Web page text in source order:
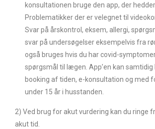
konsultationen bruge den app, der
Problematikker der er velegnet til
Svar på årskontrol, eksem, allergi,
svar på undersøgelser eksempelvis fra
også bruges hvis du har covid-
spørgsmål til lægen. App’en kan samtidig
booking af tiden, e-konsultation og med
under 15 år i husstanden.
2) Ved brug for akut vurdering kan du ringe
akut tid.